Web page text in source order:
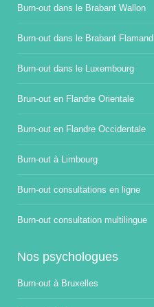
Burn-out dans le Brabant Wallon
Burn-out dans le Brabant Flamand
Burn-out dans le Luxembourg
Brun-out en Flandre Orientale
Burn-out en Flandre Occidentale
Burn-out à Limbourg
Burn-out consultations en ligne
Burn-out consultation multilingue
Nos psychologues
Burn-out à Bruxelles